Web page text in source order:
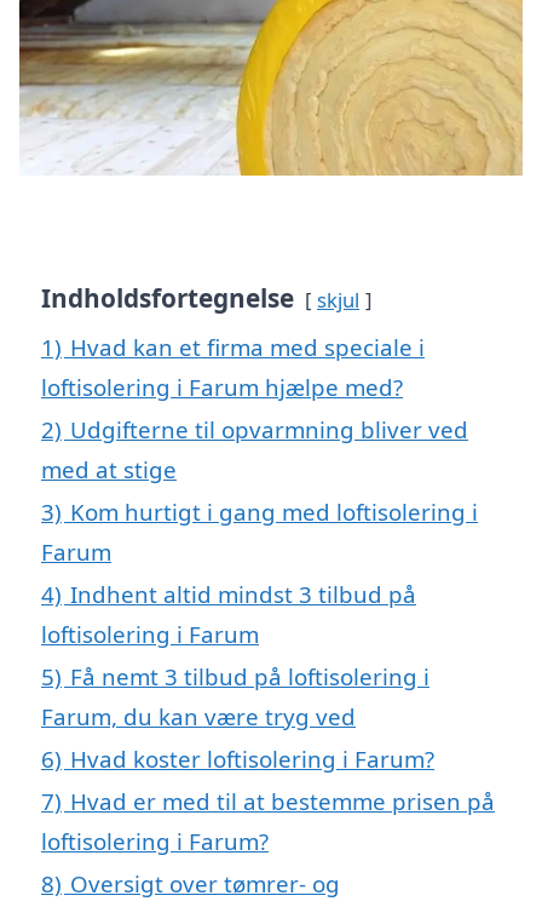
Indholdsfortegnelse skjul
1) Hvad kan et firma med speciale i
loftisolering i Farum hjælpe med?
2) Udgifterne til opvarmning bliver ved
med at stige
3) Kom hurtigt i gang med loftisolering i
Farum
4) Indhent altid mindst 3 tilbud på
loftisolering i Farum
5) Få nemt 3 tilbud på loftisolering i
Farum, du kan være tryg ved
6) Hvad koster loftisolering i Farum?
7) Hvad er med til at bestemme prisen på
loftisolering i Farum?
8) Oversigt over tømrer- og